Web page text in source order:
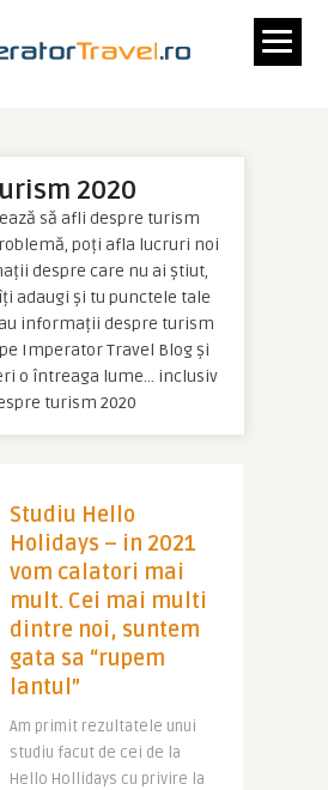
2020
să afli despre turism
poți afla lucruri noi
despre care nu ai știut,
adaugi și tu punctele tale
informații despre turism
Imperator Travel Blog și
o întreaga lume… inclusiv
turism 2020
Studiu Hello
Holidays – in 2021
vom calatori mai
mult. Cei mai multi
dintre noi, suntem
gata sa “rupem
lantul”
Am primit rezultatele unui
studiu facut de cei de la
Hello Hollidays cu privire la